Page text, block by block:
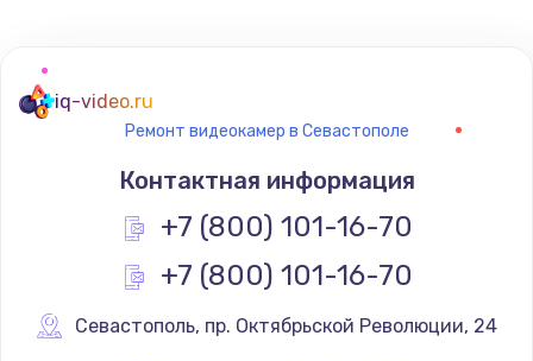
Заказать
1120 руб.
Заказать
iq-video.ru
Ремонт видеокамер в Севастополе
Контактная информация
+7 (800) 101-16-70
+7 (800) 101-16-70
Севастополь, пр. Октябрьской Революции, 24